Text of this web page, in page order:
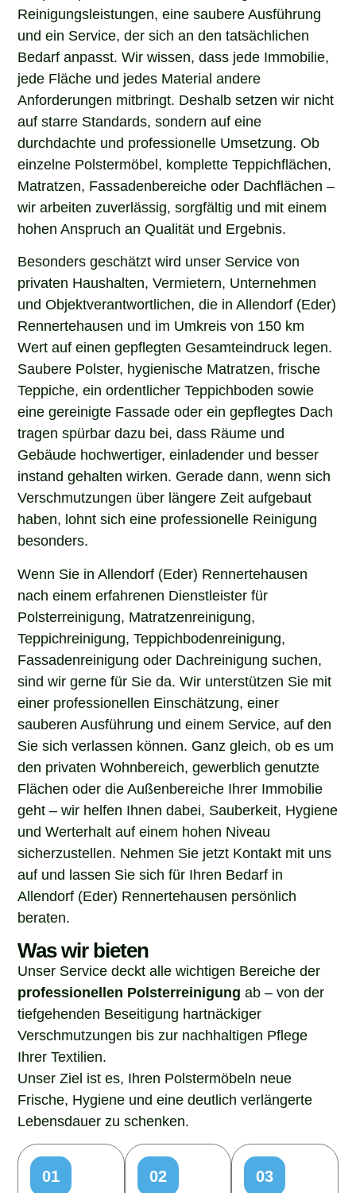
Reinigungsleistungen, eine saubere Ausführung
und ein Service, der sich an den tatsächlichen
Bedarf anpasst. Wir wissen, dass jede Immobilie,
jede Fläche und jedes Material andere
Anforderungen mitbringt. Deshalb setzen wir nicht
auf starre Standards, sondern auf eine
durchdachte und professionelle Umsetzung. Ob
einzelne Polstermöbel, komplette Teppichflächen,
Matratzen, Fassadenbereiche oder Dachflächen –
wir arbeiten zuverlässig, sorgfältig und mit einem
hohen Anspruch an Qualität und Ergebnis.
Besonders geschätzt wird unser Service von
privaten Haushalten, Vermietern, Unternehmen
und Objektverantwortlichen, die in Allendorf (Eder)
Rennertehausen und im Umkreis von 150 km
Wert auf einen gepflegten Gesamteindruck legen.
Saubere Polster, hygienische Matratzen, frische
Teppiche, ein ordentlicher Teppichboden sowie
eine gereinigte Fassade oder ein gepflegtes Dach
tragen spürbar dazu bei, dass Räume und
Gebäude hochwertiger, einladender und besser
instand gehalten wirken. Gerade dann, wenn sich
Verschmutzungen über längere Zeit aufgebaut
haben, lohnt sich eine professionelle Reinigung
besonders.
Wenn Sie in Allendorf (Eder) Rennertehausen
nach einem erfahrenen Dienstleister für
Polsterreinigung, Matratzenreinigung,
Teppichreinigung, Teppichbodenreinigung,
Fassadenreinigung oder Dachreinigung suchen,
sind wir gerne für Sie da. Wir unterstützen Sie mit
einer professionellen Einschätzung, einer
sauberen Ausführung und einem Service, auf den
Sie sich verlassen können. Ganz gleich, ob es um
den privaten Wohnbereich, gewerblich genutzte
Flächen oder die Außenbereiche Ihrer Immobilie
geht – wir helfen Ihnen dabei, Sauberkeit, Hygiene
und Werterhalt auf einem hohen Niveau
sicherzustellen. Nehmen Sie jetzt Kontakt mit uns
auf und lassen Sie sich für Ihren Bedarf in
Allendorf (Eder) Rennertehausen persönlich
beraten.
Was wir bieten
Unser Service deckt alle wichtigen Bereiche der
professionellen Polsterreinigung ab – von der
tiefgehenden Beseitigung hartnäckiger
Verschmutzungen bis zur nachhaltigen Pflege
Ihrer Textilien.
Unser Ziel ist es, Ihren Polstermöbeln neue
Frische, Hygiene und eine deutlich verlängerte
Lebensdauer zu schenken.
01
02
03